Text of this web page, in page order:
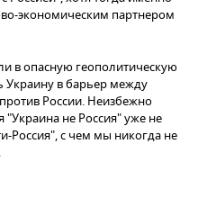
экономическим партнером
в опасную геополитическую
Украину в барьер между
России. Неизбежно
не Россия" уже не
Россия", с чем мы никогда не